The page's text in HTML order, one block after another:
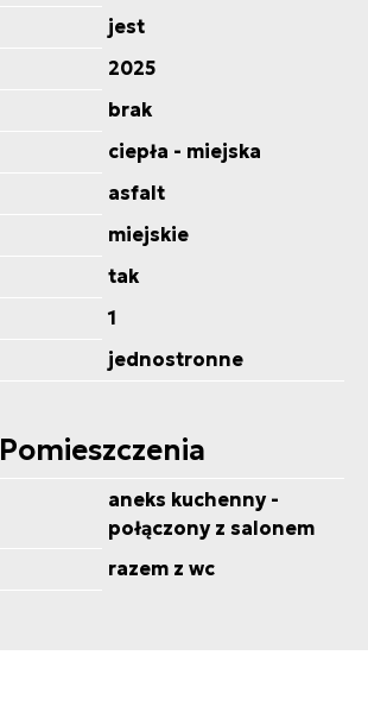
jest
2025
brak
ciepła - miejska
asfalt
miejskie
tak
1
jednostronne
Pomieszczenia
aneks kuchenny -
połączony z salonem
razem z wc